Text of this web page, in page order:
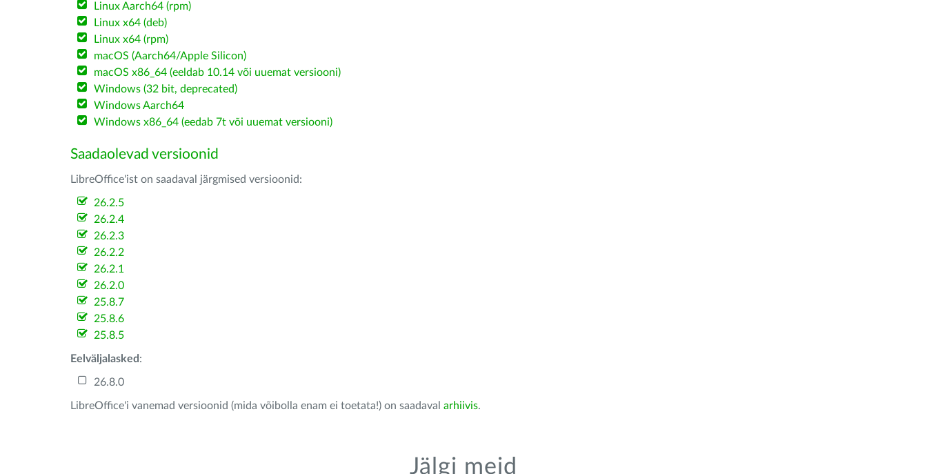
Linux Aarch64 (rpm)
Linux x64 (deb)
Linux x64 (rpm)
macOS (Aarch64/Apple Silicon)
macOS x86_64 (eeldab 10.14 või uuemat versiooni)
Windows (32 bit, deprecated)
Windows Aarch64
Windows x86_64 (eedab 7t või uuemat versiooni)
Saadaolevad versioonid
LibreOffice'ist on saadaval järgmised versioonid:
26.2.5
26.2.4
26.2.3
26.2.2
26.2.1
26.2.0
25.8.7
25.8.6
25.8.5
Eelväljalasked :
26.8.0
LibreOffice'i vanemad versioonid (mida võibolla enam ei toetata!) on saadaval arhiivis.
Jälgi meid